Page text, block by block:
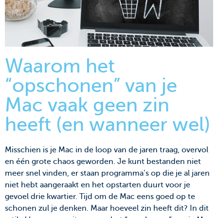
Waarom het
“opschonen” van je
Mac vaak geen zin
heeft (en wanneer wel)
Misschien is je Mac in de loop van de jaren traag, overvol
en één grote chaos geworden. Je kunt bestanden niet
meer snel vinden, er staan programma’s op die je al jaren
niet hebt aangeraakt en het opstarten duurt voor je
gevoel drie kwartier. Tijd om de Mac eens goed op te
schonen zul je denken. Maar hoeveel zin heeft dit? In dit